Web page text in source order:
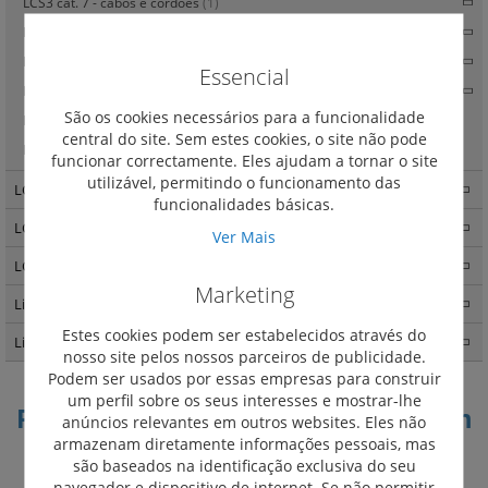
Painel de interligação equipado com
24 conectores RJ 45 cat. 6 UTP - 1 U
LCS3 cat. 8, 6A e 6 - produtos adicionais e duplicadores
LCS3 cat. 8 6A e 6 - tomadas e paineis e unidades e cabos para voz
LCS3 cat. 8, 6A e 6 - acessórios(10)
LCS3 cat. 8 (2)
LCS3 cat. 6A - ficha de ligação rápida RJ 45 cat 6A STP(1)
LCS3 fibra ótica(140)
LCS3 quadros e armários
LCS3 distribuição de energia
Linkeo - Quadros e Armários(87)
Linkeo C cobre(31)
Essencial
São os cookies necessários para a funcionalidade
central do site. Sem estes cookies, o site não pode
funcionar correctamente. Eles ajudam a tornar o site
utilizável, permitindo o funcionamento das
funcionalidades básicas.
Ver Mais
Marketing
Estes cookies podem ser estabelecidos através do
nosso site pelos nossos parceiros de publicidade.
Podem ser usados por essas empresas para construir
um perfil sobre os seus interesses e mostrar-lhe
anúncios relevantes em outros websites. Eles não
armazenam diretamente informações pessoais, mas
são baseados na identificação exclusiva do seu